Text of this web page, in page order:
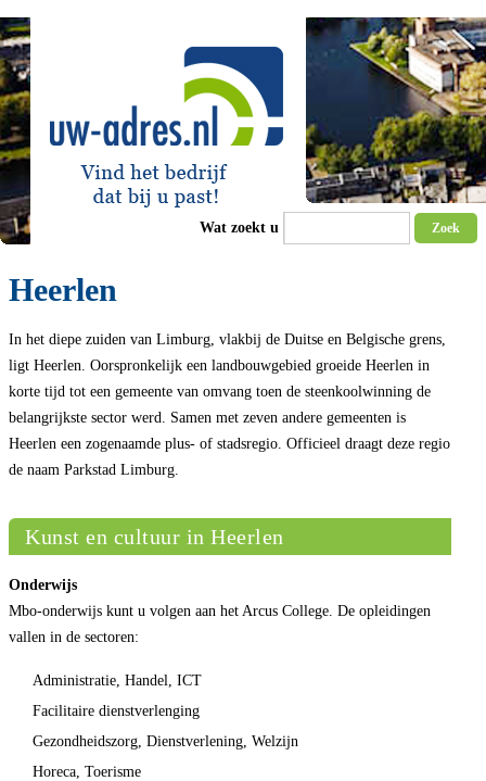
Wat zoekt u Zoek
Heerlen
In het diepe zuiden van Limburg, vlakbij de Duitse en Belgische grens,
ligt Heerlen. Oorspronkelijk een landbouwgebied groeide Heerlen in
korte tijd tot een gemeente van omvang toen de steenkoolwinning de
belangrijkste sector werd. Samen met zeven andere gemeenten is
Heerlen een zogenaamde plus- of stadsregio. Officieel draagt deze regio
de naam Parkstad Limburg.
Kunst en cultuur in Heerlen
Onderwijs
Mbo-onderwijs kunt u volgen aan het Arcus College. De opleidingen
vallen in de sectoren:
Administratie, Handel, ICT
Facilitaire dienstverlenging
Gezondheidszorg, Dienstverlening, Welzijn
Horeca, Toerisme